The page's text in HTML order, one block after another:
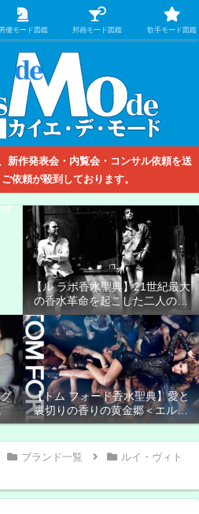
水】を徹底的に分析するファッション＆ア
のための学習サイト
新作発表会・内覧会・コンサル依頼を送
依頼が殺到しております。
【ル ラボ香水聖典】21世紀最大
の香水革命を起こした二人の男
たち
【トム フォード香水聖典】愛と
裏切りの香りの黄金郷＜エルド
ラド＞
ブランド一覧
ルイ・ヴィト
男優モード図鑑 邦画モード図鑑 歌手モード図鑑